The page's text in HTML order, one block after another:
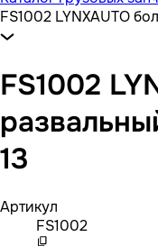
FS1002 LYNXAUTO
FS1002
13
Артикул
FS1002